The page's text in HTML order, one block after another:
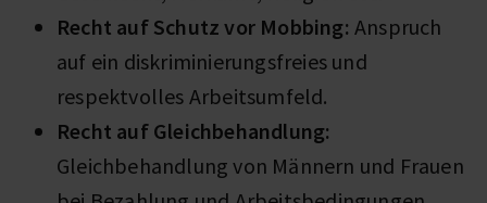
Recht auf Schutz vor Mobbing: Anspruch
auf ein diskriminierungsfreies und
respektvolles Arbeitsumfeld.
Recht auf Gleichbehandlung:
Gleichbehandlung von Männern und Frauen